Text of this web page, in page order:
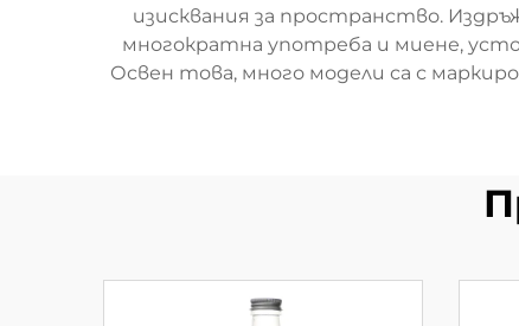
изисквания за пространство.
многократна употреба и миене,
Освен това, много модели са с